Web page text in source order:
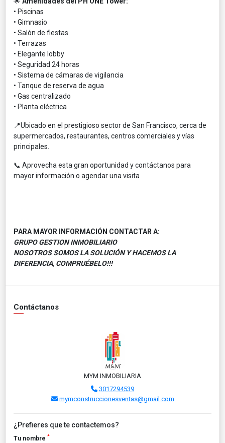
• Piscinas
• Gimnasio
• Salón de fiestas
• Terrazas
• Elegante lobby
• Seguridad 24 horas
• Sistema de cámaras de vigilancia
• Tanque de reserva de agua
• Gas centralizado
• Planta eléctrica
📍Ubicado en el prestigioso sector de San Francisco, cerca de
supermercados, restaurantes, centros comerciales y vías
principales.
📞 Aprovecha esta gran oportunidad y contáctanos para
mayor información o agendar una visita
PARA MAYOR INFORMACIÓN CONTACTAR A:
GRUPO GESTION INMOBILIARIO
NOSOTROS SOMOS LA SOLUCIÓN Y HACEMOS LA
DIFERENCIA, COMPRUÉBELO!!!
Contáctanos
MYM INMOBILIARIA
3017294539
mymconstruccionesventas@gmail.com
¿Prefieres que te contactemos?
Tu nombre *